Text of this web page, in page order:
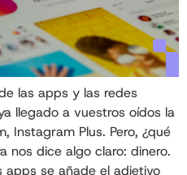
las apps y las redes
llegado a vuestros oídos la
Instagram Plus. Pero, ¿qué
nos dice algo claro: dinero.
apps se añade el adjetivo